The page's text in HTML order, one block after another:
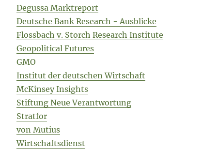
Degussa Marktreport
Deutsche Bank Research - Ausblicke
Flossbach v. Storch Research Institute
Geopolitical Futures
GMO
Institut der deutschen Wirtschaft
McKinsey Insights
Stiftung Neue Verantwortung
Stratfor
von Mutius
Wirtschaftsdienst